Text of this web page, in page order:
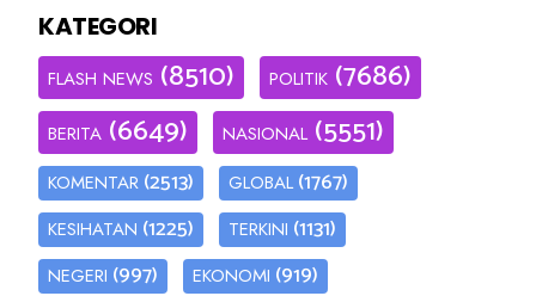
KATEGORI
FLASH NEWS (8510) POLITIK (7686)
BERITA (6649) NASIONAL (5551)
KOMENTAR (2513) GLOBAL (1767)
KESIHATAN (1225) TERKINI (1131)
NEGERI (997) EKONOMI (919)